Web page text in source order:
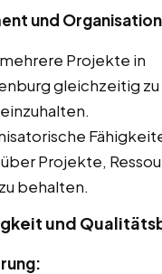
und
Projekte in
gleichzeitig zu
Projekte,
behalten.
und